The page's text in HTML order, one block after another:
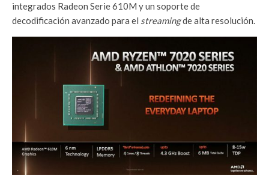
integrados Radeon Serie 610M y un soporte de
decodificación avanzado para el streamingde alta resolución.